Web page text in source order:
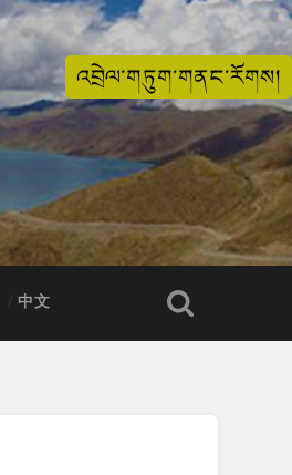
འབྲེལ་གཏུག་གནང་རོགས།
中文